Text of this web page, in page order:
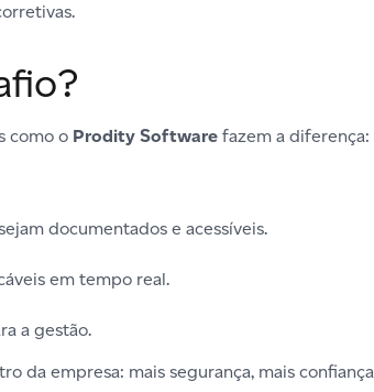
como o Prodity Software fazem a diferença:
documentados e acessíveis.
em tempo real.
a gestão.
da empresa: mais segurança, mais